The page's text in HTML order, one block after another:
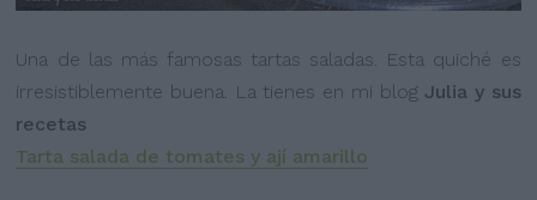
Una de las más famosas tartas saladas. Esta quiché es
irresistiblemente buena. La tienes en mi blog Julia y sus
recetas
Tarta salada de tomates y ají amarillo